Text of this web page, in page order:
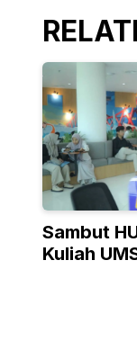
Sambut
Kuliah